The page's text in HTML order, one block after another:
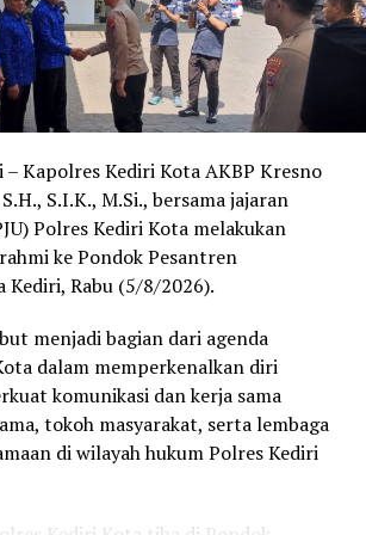
waktu yang sama,
Kelurahan Singonegaran, Bripka
kegiatan sambang dan
(binluh) di SDN 2 Singonegaran.
tersebut, Bripka Rifai memberikan
kepada para siswa agar disiplin,
sekolah tetap aman, serta menjauhi
merugikan diri sendiri maupun
Kompol Siswandi, S.H.,
pembinaan generasi muda sangat
karakter disiplin sejak dini.
aset bangsa. Dengan edukasi sejak
menjadi generasi yang
Kapolres Kediri Kota AKBP Kresno
S.I.K., M.Si., bersama jajaran
Polres Kediri Kota melakukan
ke Pondok Pesantren
Kediri, Rabu (5/8/2026).
menjadi bagian dari agenda
dalam memperkenalkan diri
komunikasi dan kerja sama
tokoh masyarakat, serta lembaga
di wilayah hukum Polres Kediri